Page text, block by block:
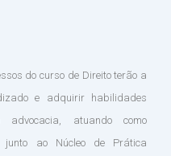
do curso de Direito terão a
e adquirir habilidades
advocacia, atuando como
junto ao Núcleo de Prática